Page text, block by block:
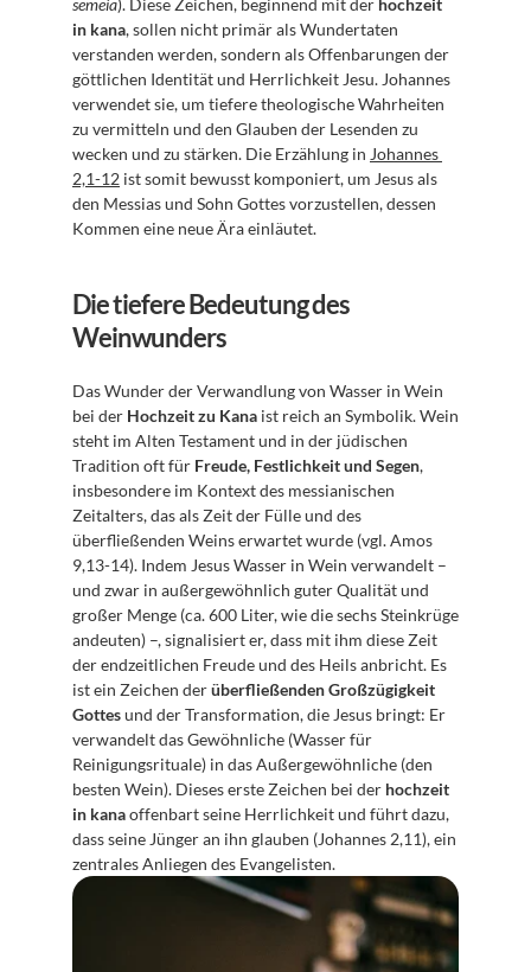
semeia). Diese Zeichen, beginnend mit der hochzeit
in kana, sollen nicht primär als Wundertaten
verstanden werden, sondern als Offenbarungen der
göttlichen Identität und Herrlichkeit Jesu. Johannes
verwendet sie, um tiefere theologische Wahrheiten
zu vermitteln und den Glauben der Lesenden zu
wecken und zu stärken. Die Erzählung in Johannes
2,1-12 ist somit bewusst komponiert, um Jesus als
den Messias und Sohn Gottes vorzustellen, dessen
Kommen eine neue Ära einläutet.
Die tiefere Bedeutung des
Weinwunders
Das Wunder der Verwandlung von Wasser in Wein
bei der Hochzeit zu Kana ist reich an Symbolik. Wein
steht im Alten Testament und in der jüdischen
Tradition oft für Freude, Festlichkeit und Segen,
insbesondere im Kontext des messianischen
Zeitalters, das als Zeit der Fülle und des
überfließenden Weins erwartet wurde (vgl. Amos
9,13-14). Indem Jesus Wasser in Wein verwandelt –
und zwar in außergewöhnlich guter Qualität und
großer Menge (ca. 600 Liter, wie die sechs Steinkrüge
andeuten) –, signalisiert er, dass mit ihm diese Zeit
der endzeitlichen Freude und des Heils anbricht. Es
ist ein Zeichen der überfließenden Großzügigkeit
Gottes und der Transformation, die Jesus bringt: Er
verwandelt das Gewöhnliche (Wasser für
Reinigungsrituale) in das Außergewöhnliche (den
besten Wein). Dieses erste Zeichen bei der hochzeit
in kana offenbart seine Herrlichkeit und führt dazu,
dass seine Jünger an ihn glauben (Johannes 2,11), ein
zentrales Anliegen des Evangelisten.